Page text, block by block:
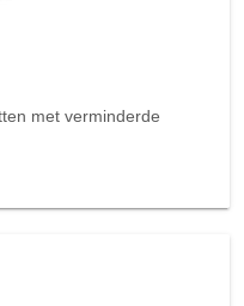
met verminderde